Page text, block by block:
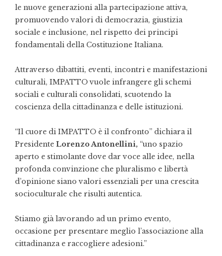
le nuove generazioni alla partecipazione attiva,
promuovendo valori di democrazia, giustizia
sociale e inclusione, nel rispetto dei principi
fondamentali della Costituzione Italiana.
Attraverso dibattiti, eventi, incontri e manifestazioni
culturali, IMPATTO vuole infrangere gli schemi
sociali e culturali consolidati, scuotendo la
coscienza della cittadinanza e delle istituzioni.
“Il cuore di IMPATTO è il confronto” dichiara il
Presidente Lorenzo Antonellini, “uno spazio
aperto e stimolante dove dar voce alle idee, nella
profonda convinzione che pluralismo e libertà
d’opinione siano valori essenziali per una crescita
socioculturale che risulti autentica.
Stiamo già lavorando ad un primo evento,
occasione per presentare meglio l’associazione alla
cittadinanza e raccogliere adesioni.”